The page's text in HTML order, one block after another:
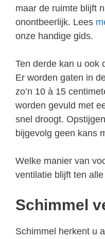
maar de ruimte blijft
onontbeerlijk. Lees
onze handige gids.
Ten derde kan u ook
Er worden gaten in
zo’n 10 à 15
worden gevuld met
snel droogt.
bijgevolg geen kans
Welke manier van
ventilatie blijft ten
Schimmel
Schimmel herkent u